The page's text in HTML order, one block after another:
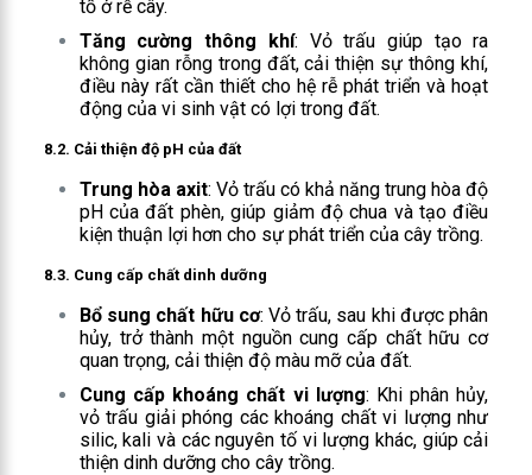
tố ở rễ cây.
Tăng cường thông khí: Vỏ trấu giúp tạo ra
không gian rỗng trong đất, cải thiện sự thông khí,
điều này rất cần thiết cho hệ rễ phát triển và hoạt
động của vi sinh vật có lợi trong đất.
8.2. Cải thiện độ pH của đất
Trung hòa axit: Vỏ trấu có khả năng trung hòa độ
pH của đất phèn, giúp giảm độ chua và tạo điều
kiện thuận lợi hơn cho sự phát triển của cây trồng.
8.3. Cung cấp chất dinh dưỡng
Bổ sung chất hữu cơ: Vỏ trấu, sau khi được phân
hủy, trở thành một nguồn cung cấp chất hữu cơ
quan trọng, cải thiện độ màu mỡ của đất.
Cung cấp khoáng chất vi lượng: Khi phân hủy,
vỏ trấu giải phóng các khoáng chất vi lượng như
silic, kali và các nguyên tố vi lượng khác, giúp cải
thiện dinh dưỡng cho cây trồng.